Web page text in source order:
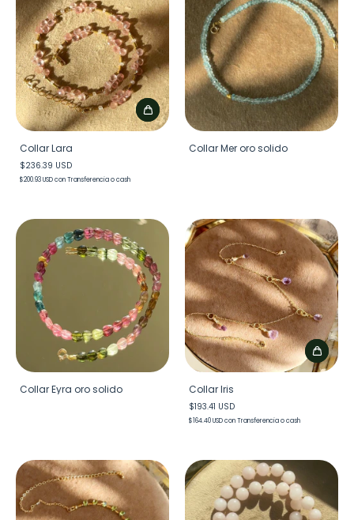
Collar Lara
$236.39 USD
$200.93 USDconTransferencia o cash
Collar Mer oro solido
Collar Eyra oro solido Collar Iris
$193.41 USD
$164.40 USDconTransferencia o cash